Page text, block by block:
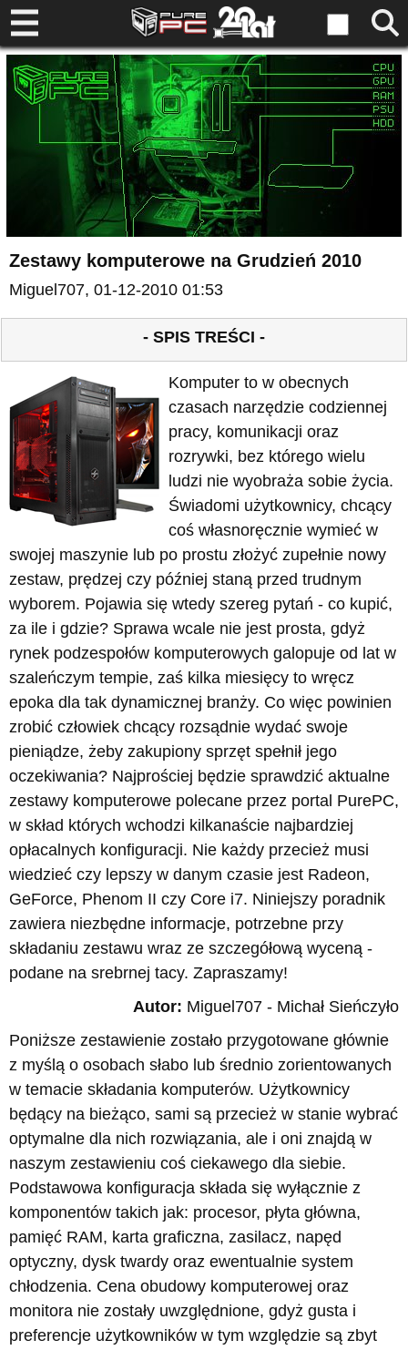
Zestawy komputerowe na Grudzień 2010
Miguel707, 01-12-2010 01:53
- SPIS TREŚCI -
Komputer to w obecnych
czasach narzędzie codziennej
pracy, komunikacji oraz
rozrywki, bez którego wielu
ludzi nie wyobraża sobie życia.
Świadomi użytkownicy, chcący
coś własnoręcznie wymieć w
swojej maszynie lub po prostu złożyć zupełnie nowy
zestaw, prędzej czy później staną przed trudnym
wyborem. Pojawia się wtedy szereg pytań - co kupić,
za ile i gdzie? Sprawa wcale nie jest prosta, gdyż
rynek podzespołów komputerowych galopuje od lat w
szaleńczym tempie, zaś kilka miesięcy to wręcz
epoka dla tak dynamicznej branży. Co więc powinien
zrobić człowiek chcący rozsądnie wydać swoje
pieniądze, żeby zakupiony sprzęt spełnił jego
oczekiwania? Najprościej będzie sprawdzić aktualne
zestawy komputerowe polecane przez portal PurePC,
w skład których wchodzi kilkanaście najbardziej
opłacalnych konfiguracji. Nie każdy przecież musi
wiedzieć czy lepszy w danym czasie jest Radeon,
GeForce, Phenom II czy Core i7. Niniejszy poradnik
zawiera niezbędne informacje, potrzebne przy
składaniu zestawu wraz ze szczegółową wyceną -
podane na srebrnej tacy. Zapraszamy!
Autor: Miguel707 - Michał Sieńczyło
Poniższe zestawienie zostało przygotowane głównie
z myślą o osobach słabo lub średnio zorientowanych
w temacie składania komputerów. Użytkownicy
będący na bieżąco, sami są przecież w stanie wybrać
optymalne dla nich rozwiązania, ale i oni znajdą w
naszym zestawieniu coś ciekawego dla siebie.
Podstawowa konfiguracja składa się wyłącznie z
komponentów takich jak: procesor, płyta główna,
pamięć RAM, karta graficzna, zasilacz, napęd
optyczny, dysk twardy oraz ewentualnie system
chłodzenia. Cena obudowy komputerowej oraz
monitora nie zostały uwzględnione, gdyż gusta i
preferencje użytkowników w tym względzie są zbyt